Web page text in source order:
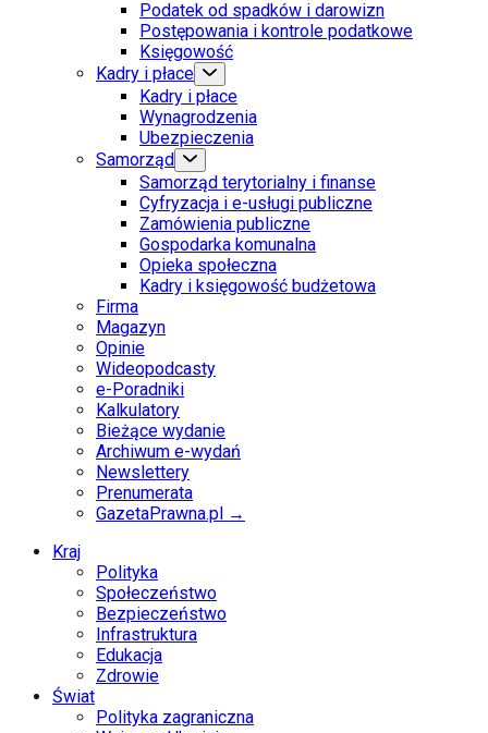
Podatek od spadków i darowizn
Postępowania i kontrole podatkowe
Księgowość
Kadry i płace
Kadry i płace
Wynagrodzenia
Ubezpieczenia
Samorząd
Samorząd terytorialny i finanse
Cyfryzacja i e-usługi publiczne
Zamówienia publiczne
Gospodarka komunalna
Opieka społeczna
Kadry i księgowość budżetowa
Firma
Magazyn
Opinie
Wideopodcasty
e-Poradniki
Kalkulatory
Bieżące wydanie
Archiwum e-wydań
Newslettery
Prenumerata
GazetaPrawna.pl →
Kraj
Polityka
Społeczeństwo
Bezpieczeństwo
Infrastruktura
Edukacja
Zdrowie
Świat
Polityka zagraniczna